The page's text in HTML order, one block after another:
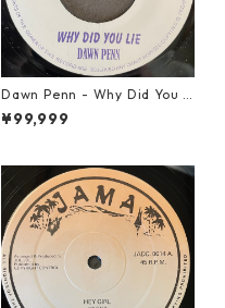
Dawn Penn - Why Did You Li
e【7-21938】
¥99,999